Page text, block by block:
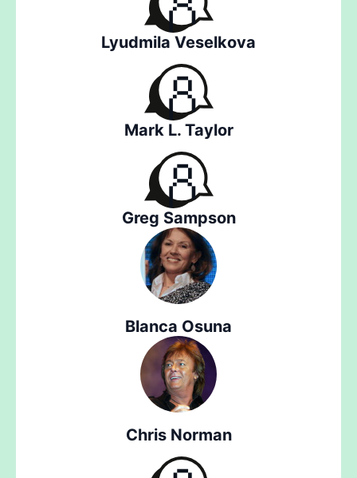
Lyudmila Veselkova
Mark L. Taylor
Greg Sampson
Blanca Osuna
Chris Norman